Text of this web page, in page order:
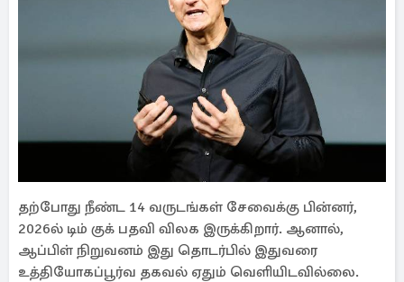
தற்போது நீண்ட 14 வருடங்கள் சேவைக்கு பின்னர்,
2026ல் டிம் குக் பதவி விலக இருக்கிறார். ஆனால்,
ஆப்பிள் நிறுவனம் இது தொடர்பில் இதுவரை
உத்தியோகப்பூர்வ தகவல் ஏதும் வெளியிடவில்லை.